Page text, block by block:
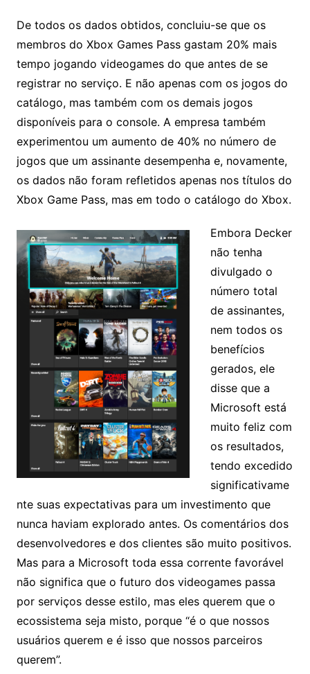
De todos os dados obtidos, concluiu-se que os
membros do Xbox Games Pass gastam 20% mais
tempo jogando videogames do que antes de se
registrar no serviço. E não apenas com os jogos do
catálogo, mas também com os demais jogos
disponíveis para o console. A empresa também
experimentou um aumento de 40% no número de
jogos que um assinante desempenha e, novamente,
os dados não foram refletidos apenas nos títulos do
Xbox Game Pass, mas em todo o catálogo do Xbox.
Embora Decker
não tenha
divulgado o
número total
de assinantes,
nem todos os
benefícios
gerados, ele
disse que a
Microsoft está
muito feliz com
os resultados,
tendo excedido
significativame
nte suas expectativas para um investimento que
nunca haviam explorado antes. Os comentários dos
desenvolvedores e dos clientes são muito positivos.
Mas para a Microsoft toda essa corrente favorável
não significa que o futuro dos videogames passa
por serviços desse estilo, mas eles querem que o
ecossistema seja misto, porque “é o que nossos
usuários querem e é isso que nossos parceiros
querem”.